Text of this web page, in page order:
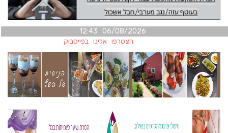
06/08/2026 12:43
הצטרפו אלינו בפייסבוק